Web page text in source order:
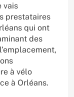
vais
prestataires
qui ont
des
à vélo
à Orléans.